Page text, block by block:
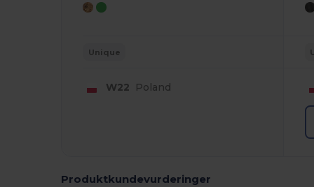
Unique
W22 Poland
Produktkundevurderinger